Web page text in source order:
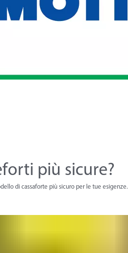
più sicure?
di cassaforte più sicuro per le tue esigenze.